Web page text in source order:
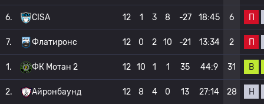
6. CISA 12 1 3 8 -27 18:45 6 П
7. Флатиронс 12 0 2 10 -21 13:34 2 П
1. ФК Мотан 2 12 10 1 1 35 44:9 31 В
2. Айронбаунд 12 8 4 0 13 27:14 28 Н